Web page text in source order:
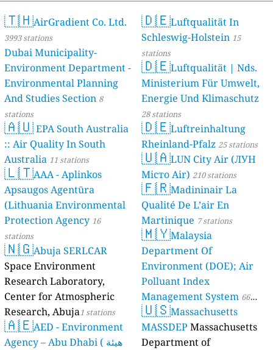
🇹🇭AirGradient Co. Ltd.
3993 stations
Dubai Municipality-
Environment Department -
Environmental Planning
And Studies Section 8
stations
🇦🇺EPA South Australia
:: Air Quality In South
Australia 11 stations
🇱🇹AAA - Aplinkos
Apsaugos Agentūra
(Lithuania Environmental
Protection Agency 16
stations
🇳🇬Abuja SERLCAR
Space Environment
Research Laboratory,
Center for Atmospheric
Research, Abuja1 stations
🇦🇪AED - Environment
Agency – Abu Dhabi ( هيئة
🇩🇪Luftqualität In
Schleswig-Holstein 15
stations
🇩🇪Luftqualität | Nds.
Ministerium Für Umwelt,
Energie Und Klimaschutz
28 stations
🇩🇪Luftreinhaltung
Rheinland-Pfalz 25 stations
🇺🇦LUN City Air (ЛУН
Місто Air) 210 stations
🇫🇷Madininair La
Qualité De L’air En
Martinique 7 stations
🇲🇾Malaysia
Department Of
Environment (DOE); Air
Polluant Index
Management System 66
stations
🇺🇸Massachusetts
MASSDEP Massachusetts
Department of